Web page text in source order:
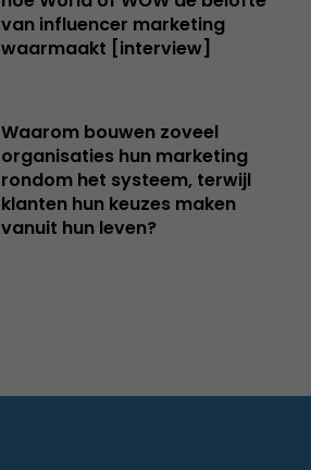
van influencer marketing
waarmaakt [interview]
Waarom bouwen zoveel
organisaties hun marketing
rondom het systeem, terwijl
klanten hun keuzes maken
vanuit hun leven?